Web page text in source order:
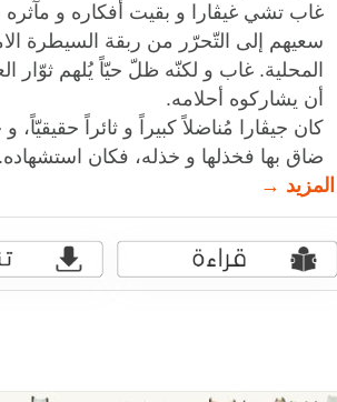
غاب تشي غيڤارا و بقيت أفكاره و
سعيهم إلى التّحرّر من ربقة السيطرة
المحلية. غاب و لكنّه ظلّ حيّاً يُلهم ثوّار
أن يشاركوه أحلامه.
كان جيڤارا مُناضلاً كبيراً و ثائراً حقيقيّاً،
ضاق بها فخذلها و خذله، فكان استشهاده.
المزيد →